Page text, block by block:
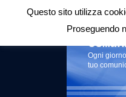
Login|RSS |
Ogni
tuo
Questo sito utilizza
Proseguendo